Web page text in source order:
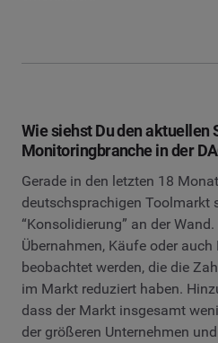
Wie siehst Du den aktuellen
Monitoringbranche in der
Gerade in den letzten 18
deutschsprachigen Toolmarkt
“Konsolidierung” an der
Übernahmen, Käufe oder
beobachtet werden, die die
im Markt reduziert haben.
dass der Markt insgesamt
der größeren Unternehmen